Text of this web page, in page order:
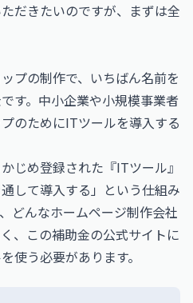
だきたいのですが、まずは全
プの制作で、いちばん名前を
す。中小企業や小規模事業者
のためにITツールを導入する
じめ登録された『ITツール』
して導入する」という仕組み
どんなホームページ制作会社
、この補助金の公式サイトに
使う必要があります。